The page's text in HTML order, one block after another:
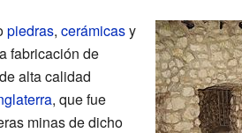
piedras, cerámicasy
fabricación de
alta calidad
, que fue
minas de dicho